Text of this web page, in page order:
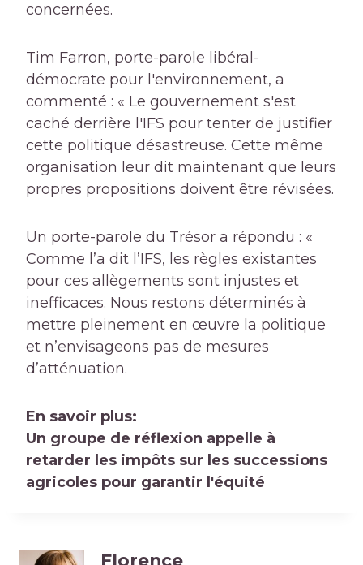
concernées.
Tim Farron, porte-parole libéral-
démocrate pour l'environnement, a
commenté : « Le gouvernement s'est
caché derrière l'IFS pour tenter de justifier
cette politique désastreuse. Cette même
organisation leur dit maintenant que leurs
propres propositions doivent être révisées.
Un porte-parole du Trésor a répondu : «
Comme l’a dit l’IFS, les règles existantes
pour ces allègements sont injustes et
inefficaces. Nous restons déterminés à
mettre pleinement en œuvre la politique
et n’envisageons pas de mesures
d’atténuation.
En savoir plus:
Un groupe de réflexion appelle à
retarder les impôts sur les successions
agricoles pour garantir l'équité
Florence